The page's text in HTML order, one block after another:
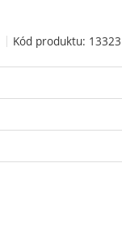
Kód produktu: 13323